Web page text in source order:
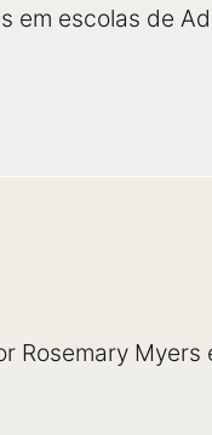
em escolas de
Rosemary